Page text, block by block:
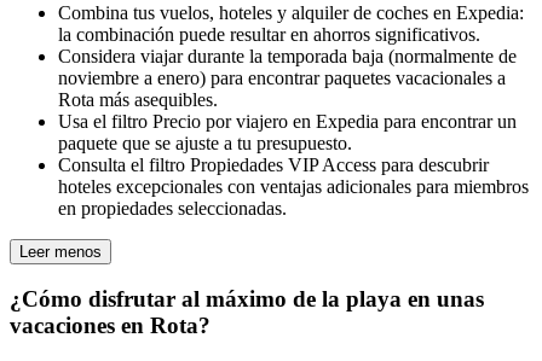
Combina tus vuelos, hoteles y alquiler de coches en Expedia:
la combinación puede resultar en ahorros significativos.
Considera viajar durante la temporada baja (normalmente de
noviembre a enero) para encontrar paquetes vacacionales a
Rota más asequibles.
Usa el filtro Precio por viajero en Expedia para encontrar un
paquete que se ajuste a tu presupuesto.
Consulta el filtro Propiedades VIP Access para descubrir
hoteles excepcionales con ventajas adicionales para miembros
en propiedades seleccionadas.
Leer menos
¿Cómo disfrutar al máximo de la playa en unas
vacaciones en Rota?